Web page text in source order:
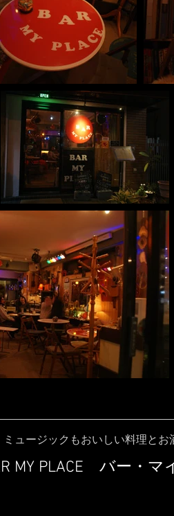
ュージックもおいしい料理と
MY PLACE バー・マ